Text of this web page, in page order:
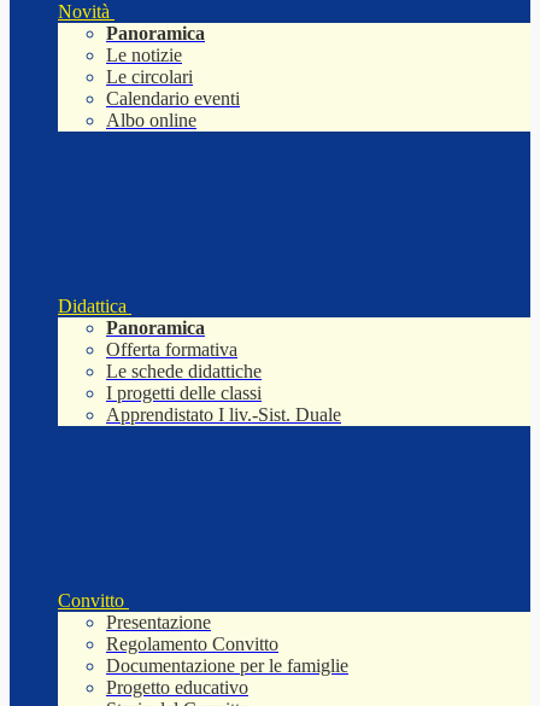
Novità
Panoramica
Le notizie
Le circolari
Calendario eventi
Albo online
Didattica
Panoramica
Offerta formativa
Le schede didattiche
I progetti delle classi
Apprendistato I liv.-Sist. Duale
Convitto
Presentazione
Regolamento Convitto
Documentazione per le famiglie
Progetto educativo